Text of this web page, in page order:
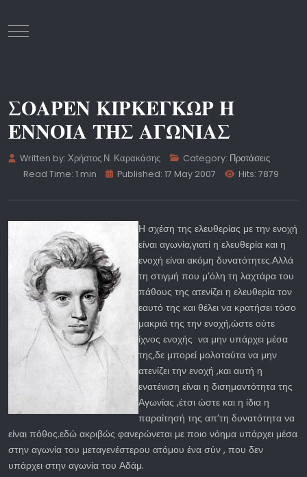
Mobile Menu Toggle
ΣΟΑΡΕΝ ΚΙΡΚΕΓΚΩΡ Η
ΕΝΝΟΙΑ ΤΗΣ ΑΓΩΝΙΑΣ
Written by:Χρήστος Ν. Καρακάσης Category: Προτάσεις
Read Time: 1 min
Published: 17 May 2007 Hits: 7879
Η σχέση της ελευθερίας με την ενοχή
είναι αγωνία,γιατί η ελευθερία και η
ενοχή είναι ακόμη δυνατότητες.Αλλά
τη στιγμή που μ’όλη τη λαχτάρα του
πάθους της ατενίζει η ελευθερία τον
εαυτό της και θέλει να κρατήσει τόσο
μακριά της την ενοχή,ώστε ούτε
ίχνος ενοχής να μην υπάρχει μέσα
της,δε μπορεί μολοταύτα να μην
ατενίζει την ενοχή ,και αυτή η
ενατένιση είναι η δισημαντότητα της
Αγωνίας ,έτσι ώστε και η ίδια η
παραίτησή της απ’τη δυνατότητα να
είναι πόθος.εδώ ακριβώς φανερώνεται με ποιο νόημα υπάρχει μέσα
στην αγωνία του μεταγενέστερου ατόμου ένα σύν , που δεν
υπάρχει στην αγωνία του Αδάμ.